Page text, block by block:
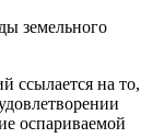
земельного
ссылается на то,
оспариваемой